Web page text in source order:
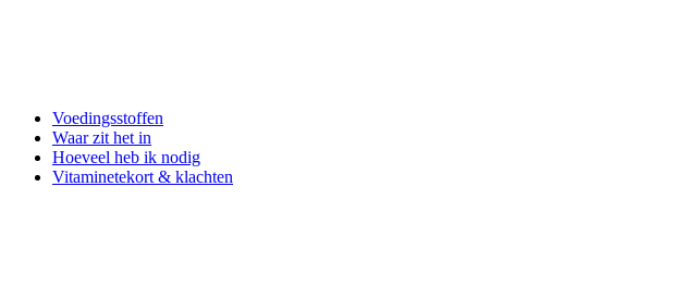
Voedingsstoffen
Waar zit het in
Hoeveel heb ik nodig
Vitaminetekort & klachten